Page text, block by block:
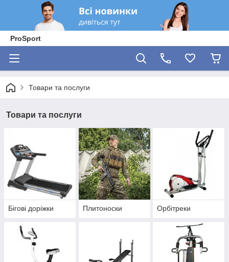
ProSport
Товари та послуги
Товари та послуги
Бігові доріжки Плитоноски Орбітреки